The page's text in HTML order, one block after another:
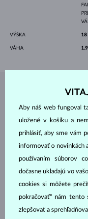
VÝŠKA 18
VÁHA
ŠPERKY Z
Aby náš web fungoval
uložené v košíku a
prihlásiť, aby sme vám
informovať o novinkách
používaním súborov
dočasne ukladajú vo
cookies si môžete
pokračovať“ nám tento
zlepšovať a